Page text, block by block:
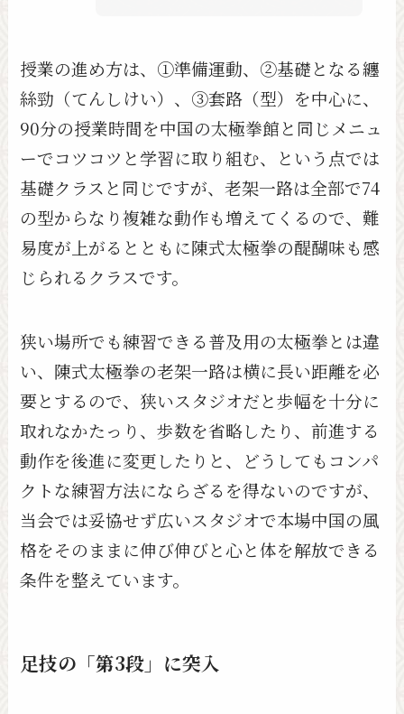
授業の進め方は、①準備運動、②基礎となる纏
絲勁（てんしけい）、③套路（型）を中心に、
90分の授業時間を中国の太極拳館と同じメニュ
ーでコツコツと学習に取り組む、という点では
基礎クラスと同じですが、老架一路は全部で74
の型からなり複雑な動作も増えてくるので、難
易度が上がるとともに陳式太極拳の醍醐味も感
じられるクラスです。
狭い場所でも練習できる普及用の太極拳とは違
い、陳式太極拳の老架一路は横に長い距離を必
要とするので、狭いスタジオだと歩幅を十分に
取れなかたっり、歩数を省略したり、前進する
動作を後進に変更したりと、どうしてもコンパ
クトな練習方法にならざるを得ないのですが、
当会では妥協せず広いスタジオで本場中国の風
格をそのままに伸び伸びと心と体を解放できる
条件を整えています。
足技の「第3段」に突入